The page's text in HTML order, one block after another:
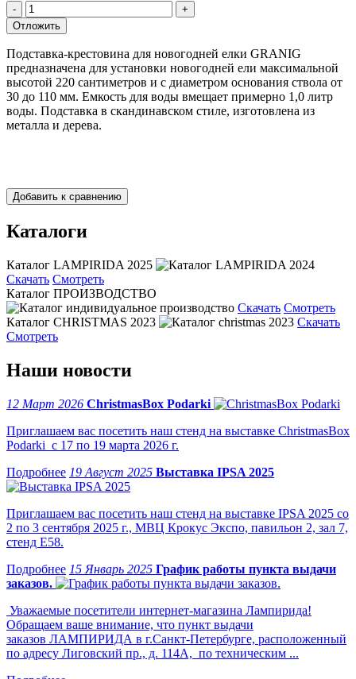
Подставка-крестовина для новогодней елки GRANIG
предназначена для установки новогодней ели максимальной
высотой 220 сантиметров и с диаметром основания ствола от
30 до 110 мм. Емкость для воды вмещает примерно 1,0 литр
воды. Подставка в скандинавском стиле, изготовлена из
металла и дерева.
Каталоги
Каталог LAMPIRIDA 2025
Скачать Смотреть
Каталог ПРОИЗВОДСТВО
Скачать Смотреть
Каталог CHRISTMAS 2023
Скачать
Смотреть
Наши новости
12 Март 2026 ChristmasBox Podarki
Приглашаем вас посетить наш стенд на выставке ChristmasBox
Podarki с 17 по 19 марта 2026 г.
19 Август 2025 Выставка IPSA 2025
Приглашаем вас посетить наш стенд на выставке IPSA 2025 со
2 по 3 сентября 2025 г., МВЦ Крокус Экспо, павильон 2, зал 7,
стенд Е58.
15 Январь 2025 График работы пункта выдачи
заказов.
Уважаемые посетители интернет-магазина Лампирида!
Обращаем ваше внимание, что пункт выдачи
заказов ЛАМПИРИДА в г.Санкт-Петербурге, расположенный
по адресу Лиговский пр., д. 114А, по техническим ...